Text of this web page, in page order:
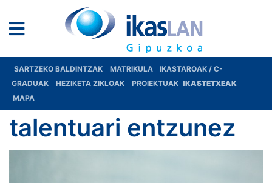
SARTZEKO BALDINTZAK MATRIKULA
IKASTAROAK / C-
GRADUAK
HEZIKETA ZIKLOAK PROIEKTUAK IKASTETXEAK
MAPA
talentuari entzunez